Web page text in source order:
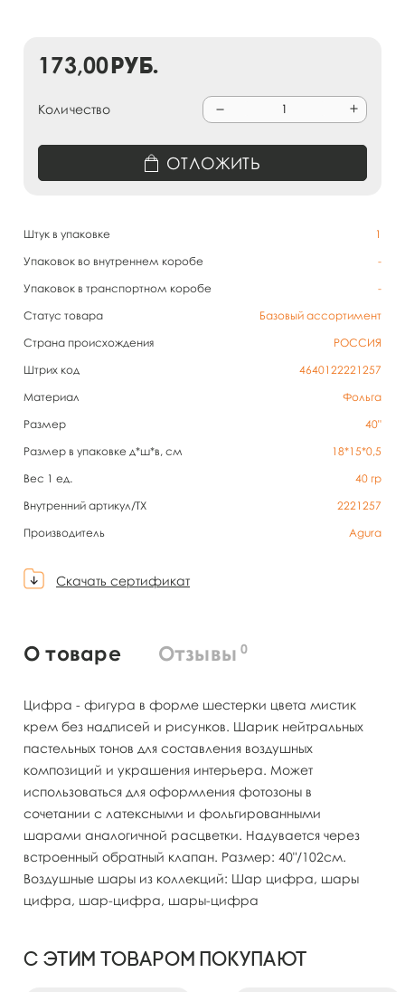
Штук в упаковке
1
Упаковок во внутреннем коробе
-
Упаковок в транспортном коробе
-
Статус товара
Базовый ассортимент
Страна происхождения
РОССИЯ
Штрих код
4640122221257
Материал
Фольга
Размер
40"
Размер в упаковке д*ш*в, см
18*15*0,5
Вес 1 ед.
40 гр
Внутренний артикул/TX
2221257
Производитель
Agura
Скачать сертификат
173,00руб.
Количество
ОТЛОЖИТЬ
О товаре Отзывы 0
Цифра - фигура в форме шестерки цвета мистик
крем без надписей и рисунков. Шарик нейтральных
пастельных тонов для составления воздушных
композиций и украшения интерьера. Может
использоваться для оформления фотозоны в
сочетании с латексными и фольгированными
шарами аналогичной расцветки. Надувается через
встроенный обратный клапан. Размер: 40"/102см.
Воздушные шары из коллекций: Шар цифра, шары
цифра, шар-цифра, шары-цифра
С этим товаром покупают